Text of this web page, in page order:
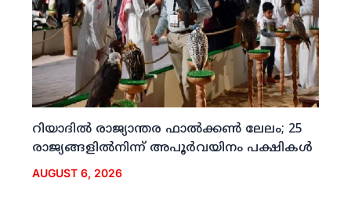
റിയാദില്‍ രാജ്യാന്തര ഫാല്‍ക്കണ്‍ ലേലം; 25
രാജ്യങ്ങളില്‍നിന്ന് അപൂര്‍വയിനം പക്ഷികള്‍
AUGUST 6, 2026